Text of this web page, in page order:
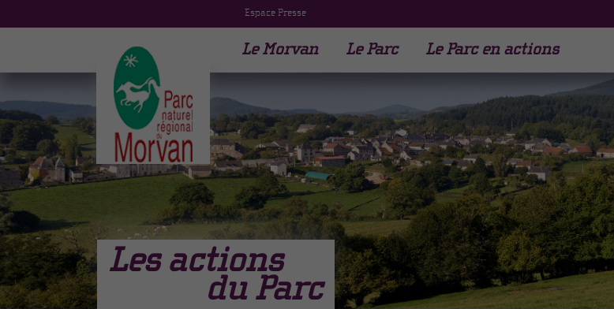
Espace Presse
Le Morvan Le Parc Le Parc en actions
Les actions
du Parc